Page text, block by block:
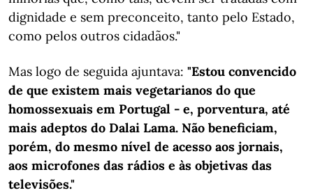
dignidade e sem preconceito, tanto pelo Estado,
como pelos outros cidadãos."
Mas logo de seguida ajuntava: "Estou convencido
de que existem mais vegetarianos do que
homossexuais em Portugal - e, porventura, até
mais adeptos do Dalai Lama. Não beneficiam,
porém, do mesmo nível de acesso aos jornais,
aos microfones das rádios e às objetivas das
televisões."